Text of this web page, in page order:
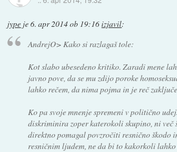
jype je6. apr 2014 ob 19:16izjavil:
AndrejO> Kako si razlagaš tole:
Kot slabo ubesedeno kritiko. Zaradi mene
javno pove, da se mu zdijo poroke
lahko rečem, da nima pojma in je reč
Ko pa svoje mnenje spremeni v politično
diskriminira zoper katerokoli skupino, ni več
direktno pomagal povzročiti resnično škodo
resničnim ljudem, ne da bi to kakorkoli